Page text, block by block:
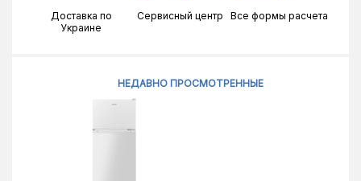
Доставка по
Украине
Сервисный центр Все формы расчета
НЕДАВНО ПРОСМОТРЕННЫЕ